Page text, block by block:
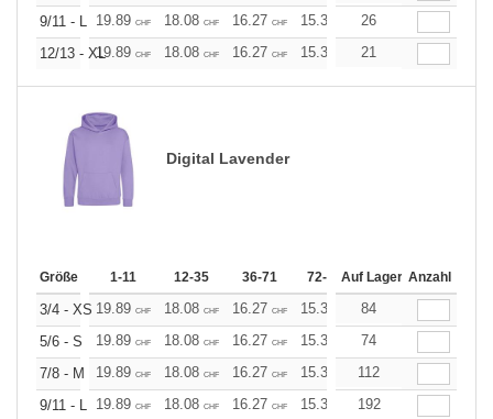
9/11 - L 19.89 CHF 18.08 CHF 16.27 CHF 15.37 14.46
26
12/13 - XL19.89 CHF 18.08 CHF 16.27 CHF 15.37 14.46
21
Digital Lavender
Größe 1-11 12-35 36-71 72-143 144-287 288 +
Auf Lager Anzahl
3/4 - XS 19.89 CHF 18.08 CHF 16.27 CHF 15.37 14.46
84
5/6 - S
19.89 CHF 18.08 CHF 16.27 CHF 15.37 14.46
74
7/8 - M
19.89 CHF 18.08 CHF 16.27 CHF 15.37 14.46
112
9/11 - L 19.89 CHF 18.08 CHF 16.27 CHF 15.37 14.46
192